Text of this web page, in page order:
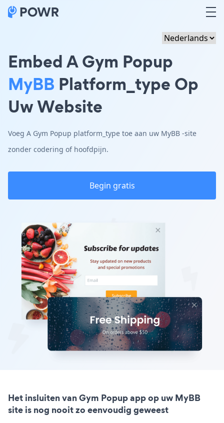
Embed A Gym Popup
MyBB Platform_type Op
Uw Website
Voeg A Gym Popup platform_type toe aan uw MyBB -site
zonder codering of hoofdpijn.
Begin gratis
Het insluiten van Gym Popup app op uw MyBB
site is nog nooit zo eenvoudig geweest